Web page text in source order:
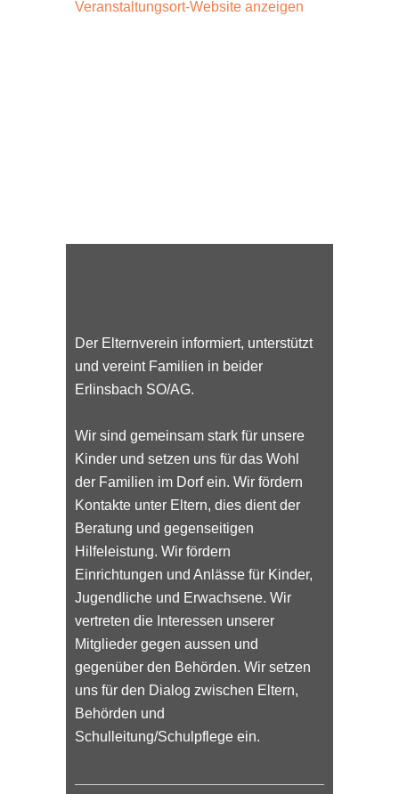
Veranstaltungsort-Website anzeigen
Der Elternverein informiert, unterstützt
und vereint Familien in beider
Erlinsbach SO/AG.
Wir sind gemeinsam stark für unsere
Kinder und setzen uns für das Wohl
der Familien im Dorf ein. Wir fördern
Kontakte unter Eltern, dies dient der
Beratung und gegenseitigen
Hilfeleistung. Wir fördern
Einrichtungen und Anlässe für Kinder,
Jugendliche und Erwachsene. Wir
vertreten die Interessen unserer
Mitglieder gegen aussen und
gegenüber den Behörden. Wir setzen
uns für den Dialog zwischen Eltern,
Behörden und
Schulleitung/Schulpflege ein.